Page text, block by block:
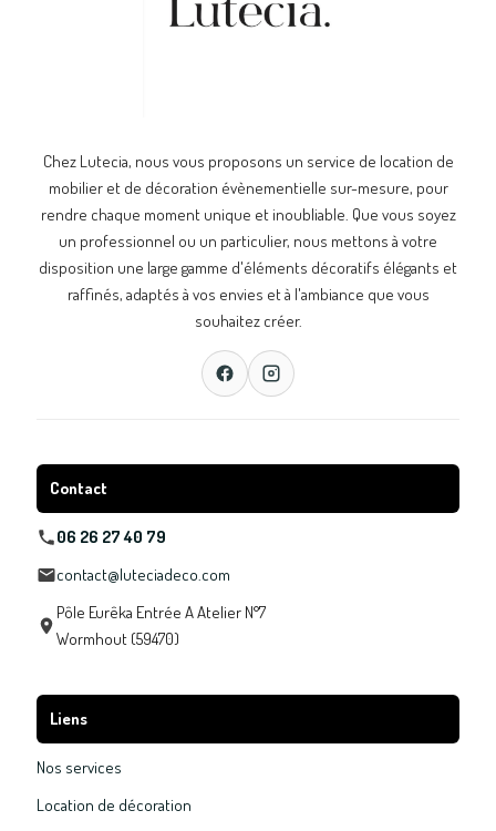
Chez Lutecia, nous vous proposons un service de location de
mobilier et de décoration évènementielle sur-mesure, pour
rendre chaque moment unique et inoubliable. Que vous soyez
un professionnel ou un particulier, nous mettons à votre
disposition une large gamme d'éléments décoratifs élégants et
raffinés, adaptés à vos envies et à l'ambiance que vous
souhaitez créer.
Contact
06 26 27 40 79
contact@luteciadeco.com
Pôle Eurêka Entrée A Atelier N°7
Wormhout (59470)
Liens
Nos services
Location de décoration